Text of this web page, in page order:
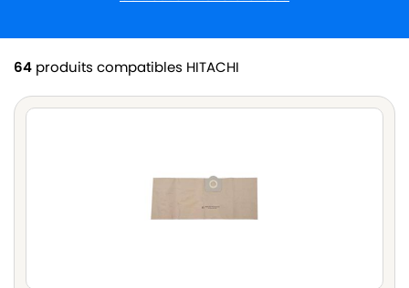
64 produits compatibles HITACHI